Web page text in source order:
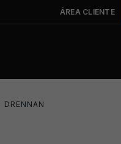
ÁREA CLIENTE
DRENNAN